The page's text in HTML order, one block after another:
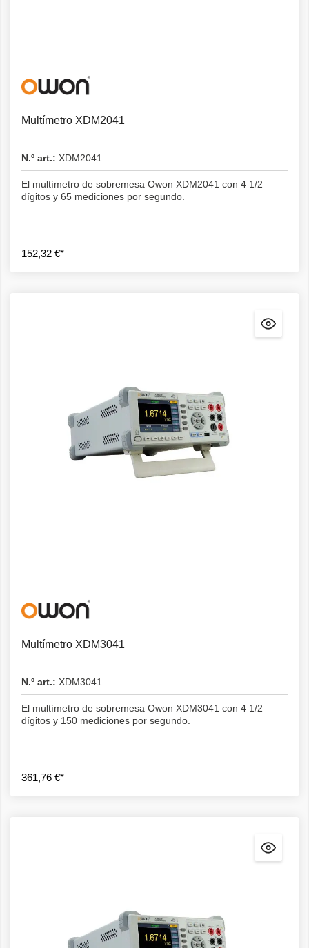
Multímetro XDM2041
N.º art.: XDM2041
El multímetro de sobremesa Owon XDM2041 con 4 1/2
dígitos y 65 mediciones por segundo.
152,32 €*
Multímetro XDM3041
N.º art.: XDM3041
El multímetro de sobremesa Owon XDM3041 con 4 1/2
dígitos y 150 mediciones por segundo.
361,76 €*